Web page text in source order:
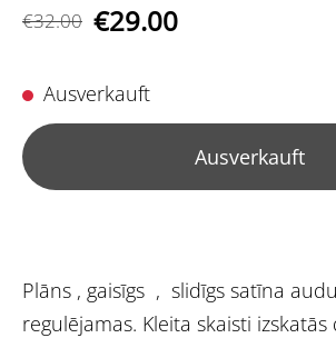
€32.00 €29.00
Ausverkauft
Ausverkauft
Plāns , gaisīgs , slidīgs satīna
regulējamas. Kleita skaisti izskatās